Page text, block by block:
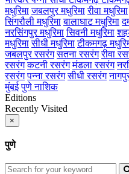
मधुरिमा जबलपुर मधुरिमा रीवा मधुरिमा
सिंगरौली मधुरिमा बालाघाट मधुरिमा
नरसिंगपुर मधुरिमा सिवनी मधुरिमा
मधुरिमा सीधी मधुरिमा टीकमगढ़
जबलपुर रसरंग सतना रसरंग रीवा
रसरंग कटनी रसरंग मंडला रसरंग
रसरंग पन्ना रसरंग सीधी रसरंग
मुंबई पुणेनाशिक
Editions
Recently Visited
×
पुणे